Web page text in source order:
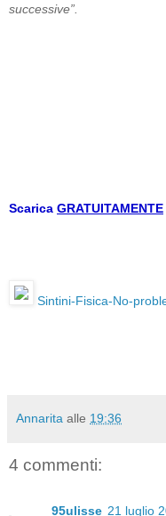
successive”.
Scarica GRATUITAMENTE
Sintini-Fisica-No-
Annarita alle 19:36
4 commenti:
95ulisse 21 luglio